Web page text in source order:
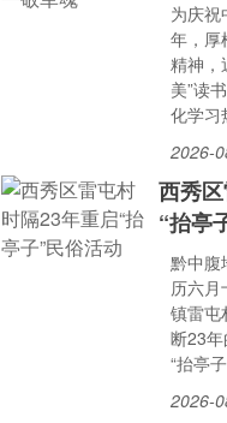
为庆祝
年，厚
精神，
美”读
化学习
2026-
西秀
“抬亭
黔中腹
历六月
镇雷屯
断23
“抬亭
2026-